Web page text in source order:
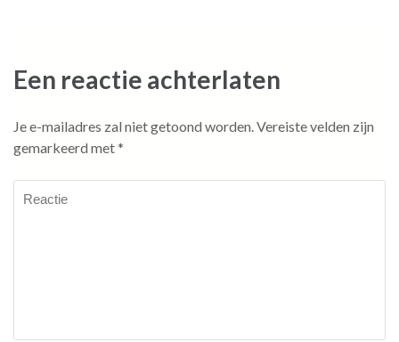
Een reactie achterlaten
Je e-mailadres zal niet getoond worden.Vereiste velden zijn
gemarkeerd met*